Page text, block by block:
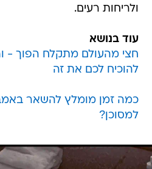
ולריחות רעים.
עוד בנושא
חצי מהעולם מתקלח הפוך -
להוכיח לכם את זה
כמה זמן מומלץ להשאר
למסוכן?